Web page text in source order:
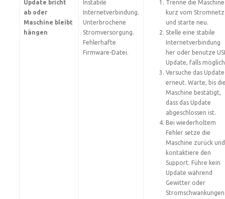
Update bricht
ab oder
Maschine bleibt
hängen
Instabile
Internetverbindung.
Unterbrochene
Stromversorgung.
Fehlerhafte
Firmware-Datei.
Trenne die Maschine
kurz vom Stromnetz
und starte neu.
Stelle eine stabile
Internetverbindung
her oder benutze
Update, falls
Versuche das Update
erneut. Warte, bis
Maschine bestätigt,
dass das Update
abgeschlossen ist.
Bei wiederholtem
Fehler setze die
Maschine zurück und
kontaktiere den
Support. Führe kein
Update während
Gewitter oder
Stromschwankungen